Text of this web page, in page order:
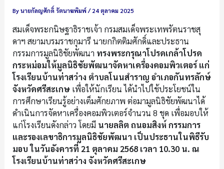
Byนายกัลญศักดิ์ รัตนาฆพิมพ์/24 ตุลาคม 2025
สมเด็จพระกนิษฐาธิราชเจ้า กรมสมเด็จพระเทพรัตนราชสุ
ดาฯ สยามบรมราชกุมารี นายกกิตติมศักดิ์และประธาน
กรรมการมูลนิธิชัยพัฒนา ทรงพระกรุณาโปรดเกล้าโปรด
กระหม่อมให้มูลนิธิชัยพัฒนาจัดหาเครื่องคอมพิวเตอร์ แก่
โรงเรียนบ้านท่าสว่าง ตำบลโนนสำราญ อำเภอกันทรลักษ์
จังหวัดศรีสะเกษ เพื่อให้นักเรียน ได้นำไปใช้ประโยชน์ใน
การศึกษาเรียนรู้อย่างเต็มศักยภาพ ต่อมามูลนิธิชัยพัฒนาได้
ดำเนินการจัดหาเครื่องคอมพิวเตอร์จำนวน 8 ชุด เพื่อมอบให้
แก่โรงเรียนดังกล่าว โดยมี นายลลิต ถนอมสิงห์ กรรมการ
และรองเลขาธิการมูลนิธิชัยพัฒนา เป็นประธานในพิธีรับ
มอบ ในวันอังคารที่ 21 ตุลาคม 2568 เวลา 10.30 น. ณ
โรงเรียนบ้านท่าสว่าง จังหวัดศรีสะเกษ